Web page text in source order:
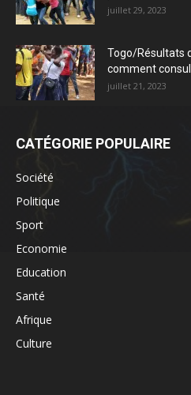
juillet 29, 2023
Togo/Résultats
comment
juillet 21, 2023
CATÉGORIE POPULAIRE
Société
Politique
Sport
Economie
Education
Santé
Afrique
Culture